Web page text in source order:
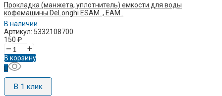
Прокладка (манжета, уплотнитель) емкости для воды
кофемашины DeLonghi ESAM.., EAM..
В наличии
Артикул: 5332108700
150 ₽
– +
В корзину
В 1 клик